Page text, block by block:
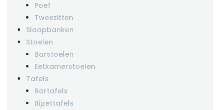
Poef
Tweezitten
Slaapbanken
Stoelen
Barstoelen
Eetkamerstoelen
Tafels
Bartafels
Bijzettafels